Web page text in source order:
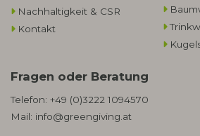
Nachhaltigkeit & CSR
Kontakt
Fragen oder Beratung
Telefon: +49 (0)3222 1094570
Mail: info@greengiving.at